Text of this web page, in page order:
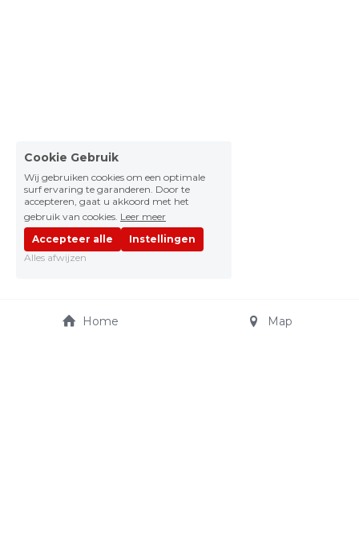
Home Map
Cookie Gebruik
Wij gebruiken cookies om een optimale
surf ervaring te garanderen. Door te
accepteren, gaat u akkoord met het
gebruik van cookies. Leer meer
Accepteer alle
Instellingen
Alles afwijzen